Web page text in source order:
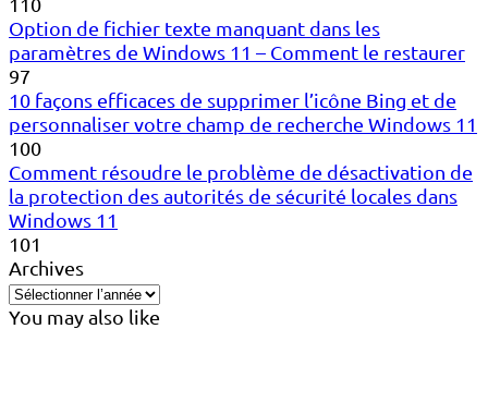
Option de fichier texte manquant dans les
paramètres de Windows 11 – Comment le restaurer
97
10 façons efficaces de supprimer l’icône Bing et de
personnaliser votre champ de recherche Windows 11
100
Comment résoudre le problème de désactivation de
la protection des autorités de sécurité locales dans
Windows 11
101
Archives
You may also like